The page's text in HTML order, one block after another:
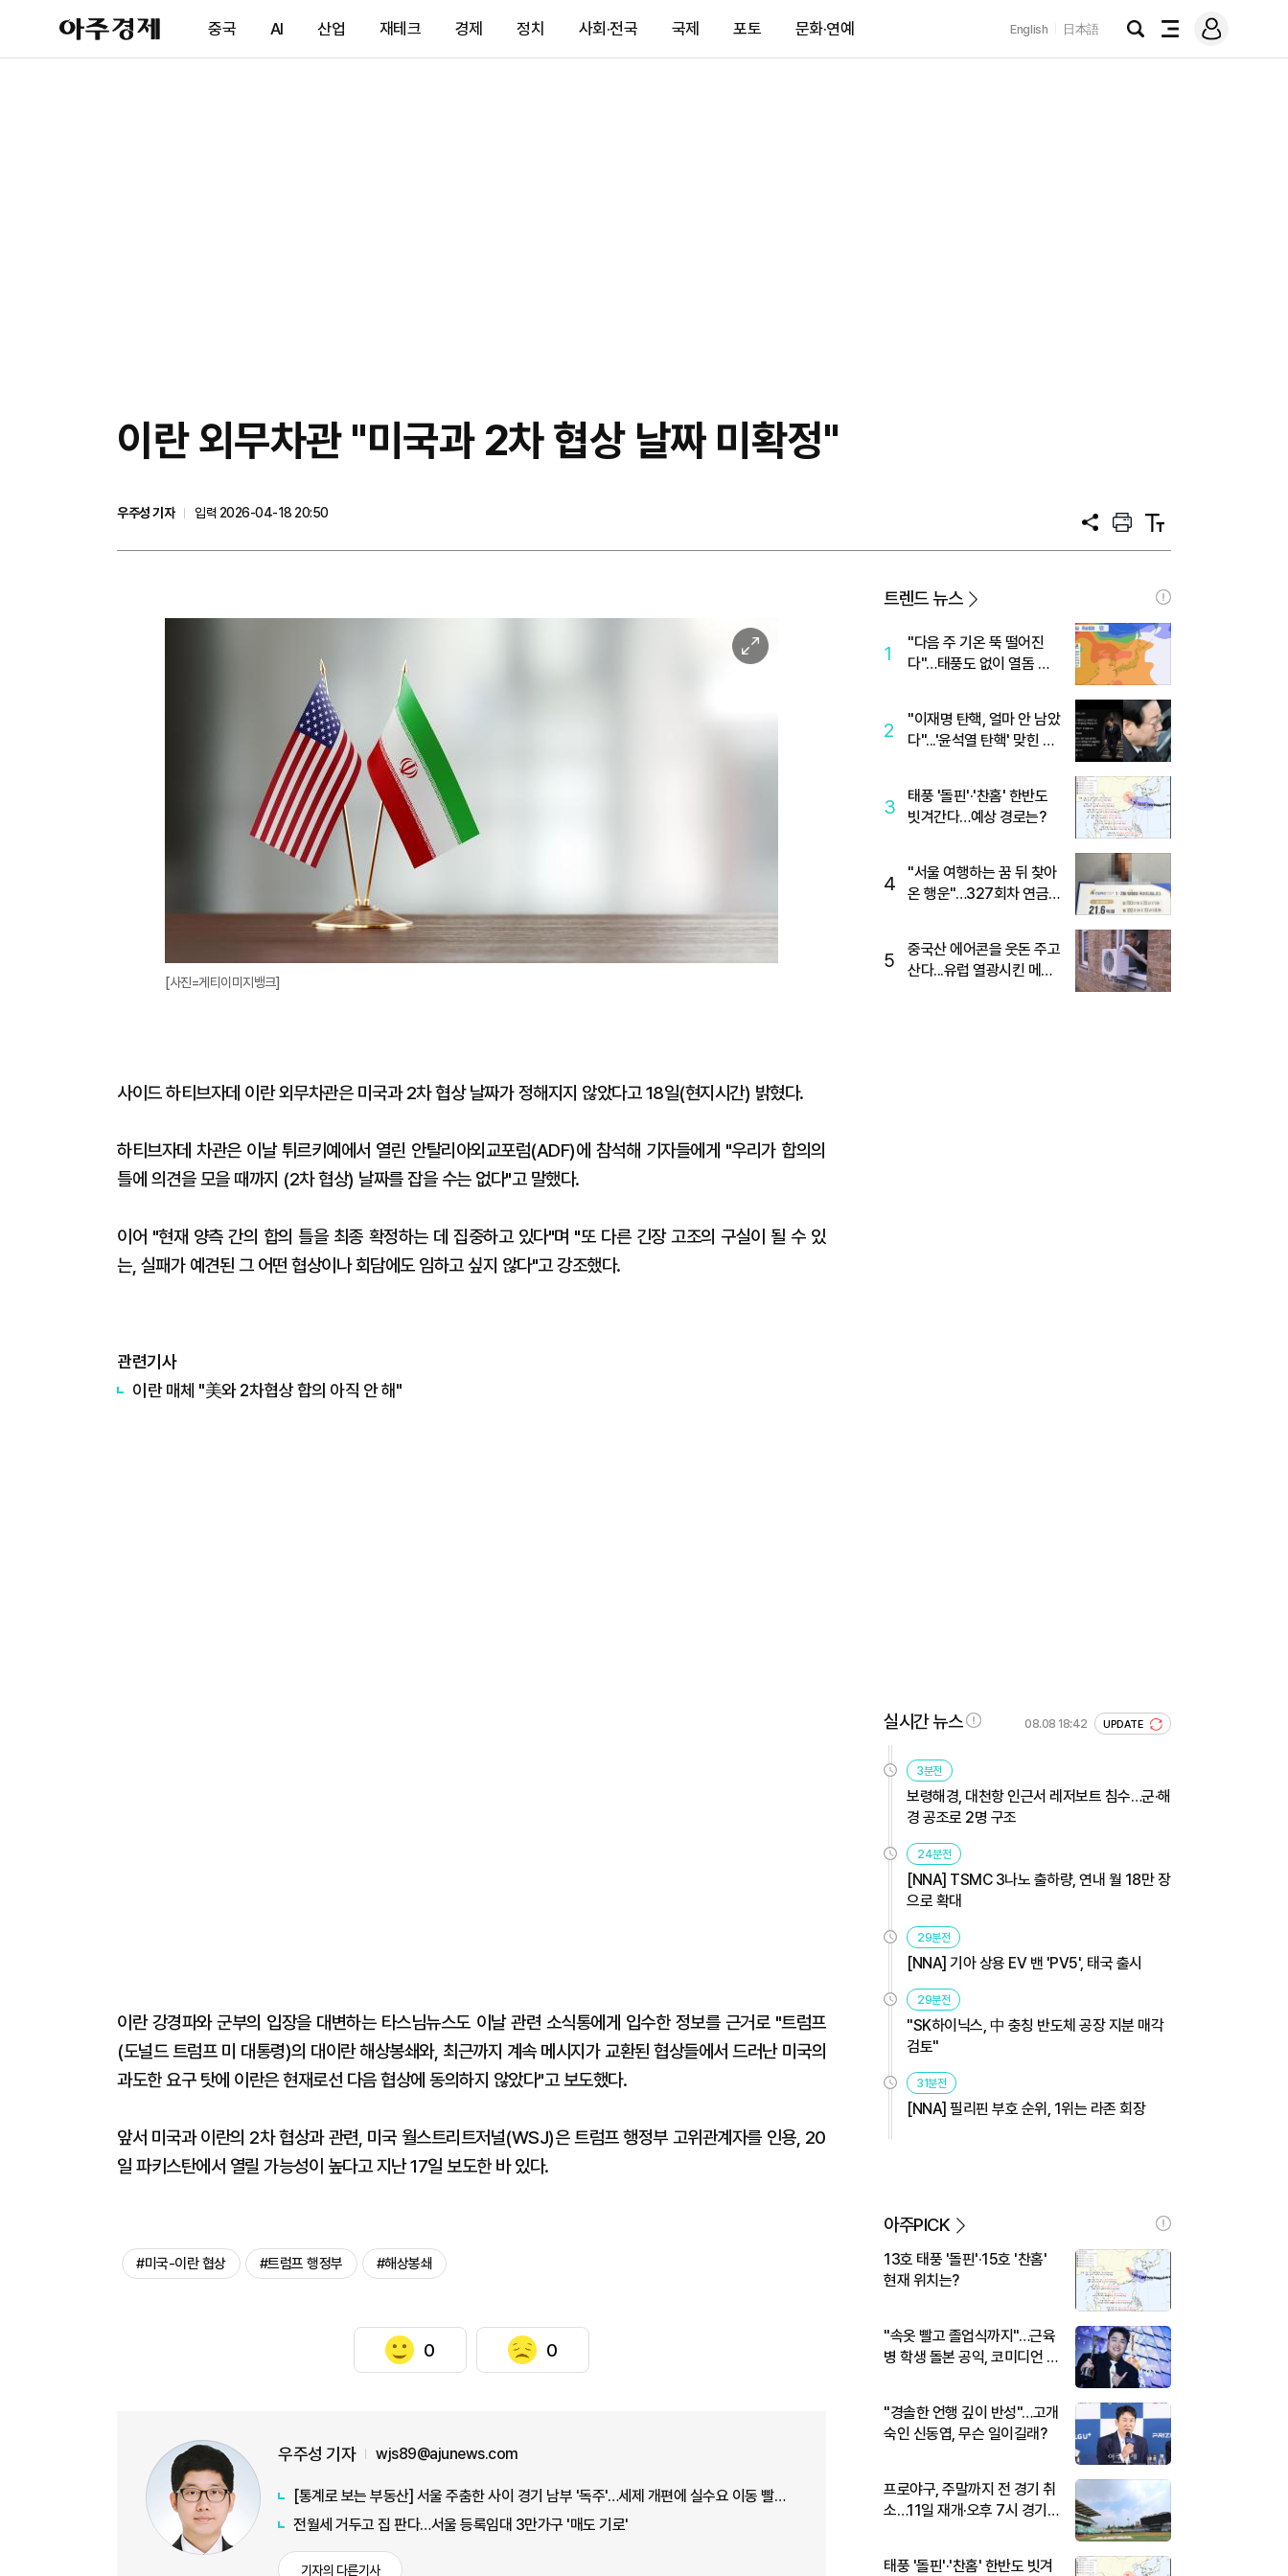
아
주
제
중국 AI 산업 재테크 경제 정치 사회·전국 국제 포토 문화·연예 English 日本語
검
전
메
그
이란 외무차관 "미국과 2차 협상 날짜 미확정"
우주성 기자
입력 2026-04-18 20:50
공
프
트
텍
트
이
미
[사진=게티이미지뱅크]
사이드 하티브자데 이란 외무차관은 미국과 2차 협상 날짜가 정해지지 않았다고 18일(현지시간) 밝혔다.
하티브자데 차관은 이날 튀르키예에서 열린 안탈리아외교포럼(ADF)에 참석해 기자들에게 "우리가 합의의
틀에 의견을 모을 때까지 (2차 협상) 날짜를 잡을 수는 없다"고 말했다.
이어 "현재 양측 간의 합의 틀을 최종 확정하는 데 집중하고 있다"며 "또 다른 긴장 고조의 구실이 될 수 있
는, 실패가 예견된 그 어떤 협상이나 회담에도 임하고 싶지 않다"고 강조했다.
관련기사
이란 매체 "美와 2차협상 합의 아직 안 해"
이란 강경파와 군부의 입장을 대변하는 타스님뉴스도 이날 관련 소식통에게 입수한 정보를 근거로 "트럼프
(도널드 트럼프 미 대통령)의 대이란 해상봉쇄와, 최근까지 계속 메시지가 교환된 협상들에서 드러난 미국의
과도한 요구 탓에 이란은 현재로선 다음 협상에 동의하지 않았다"고 보도했다.
앞서 미국과 이란의 2차 협상과 관련, 미국 월스트리트저널(WSJ)은 트럼프 행정부 고위관계자를 인용, 20
일 파키스탄에서 열릴 가능성이 높다고 지난 17일 보도한 바 있다.
#미국-이란 협상 #트럼프 행정부 #해상봉쇄
0 0
우주성 기자 wjs89@ajunews.com
[통계로 보는 부동산] 서울 주춤한 사이 경기 남부 '독주'…세제 개편에 실수요 이동 빨라지나
전월세 거두고 집 판다…서울 등록임대 3만가구 '매도 기로'
기자의 다른기사
트렌드 뉴스
1
"다음 주 기온 뚝 떨어진
다"…태풍도 없이 열돔 박
2
"이재명 탄핵, 얼마 안 남았
다"...'윤석열 탄핵' 맞힌 무
3
태풍 '돌핀'·'찬홈' 한반도
빗겨간다…예상 경로는?
4
"서울 여행하는 꿈 뒤 찾아
온 행운"…327회차 연금
5
중국산 에어콘을 웃돈 주고
산다...유럽 열광시킨 메이
실시간 뉴스 08.08 18:42 UPDATE
3분전
보령해경, 대천항 인근서 레저보트 침수…군·해
경 공조로 2명 구조
24분전
[NNA] TSMC 3나노 출하량, 연내 월 18만 장
으로 확대
29분전
[NNA] 기아 상용 EV 밴 'PV5', 태국 출시
29분전
"SK하이닉스, 中 충칭 반도체 공장 지분 매각
검토"
31분전
[NNA] 필리핀 부호 순위, 1위는 라존 회장
아주PICK
13호 태풍 '돌핀'·15호 '찬홈'
현재 위치는?
"속옷 빨고 졸업식까지"…근육
병 학생 돌본 공익, 코미디언 김
"경솔한 언행 깊이 반성"…고개
숙인 신동엽, 무슨 일이길래?
프로야구, 주말까지 전 경기 취
소…11일 재개·오후 7시 경기
태풍 '돌핀'·'찬홈' 한반도 빗겨